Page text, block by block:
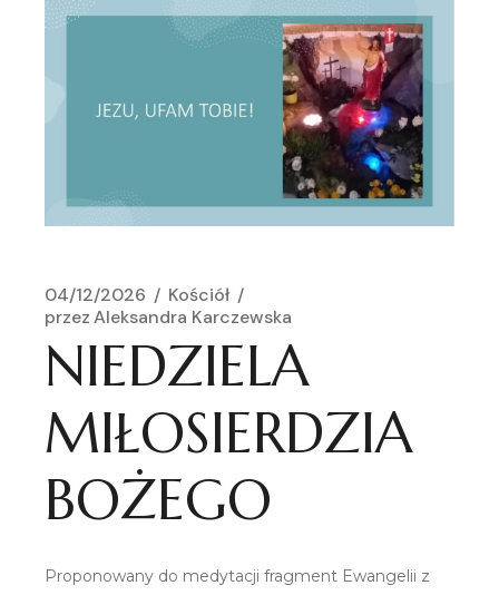
04/12/2026
Kościół
przez Aleksandra Karczewska
NIEDZIELA
MIŁOSIERDZIA
BOŻEGO
Proponowany do medytacji fragment Ewangelii z